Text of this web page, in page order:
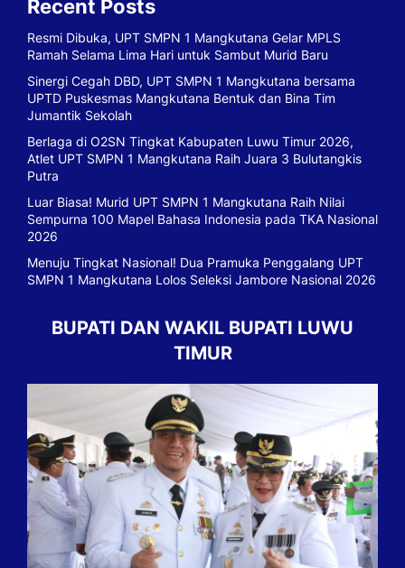
Recent Posts
Resmi Dibuka, UPT SMPN 1 Mangkutana Gelar MPLS
Ramah Selama Lima Hari untuk Sambut Murid Baru
Sinergi Cegah DBD, UPT SMPN 1 Mangkutana bersama
UPTD Puskesmas Mangkutana Bentuk dan Bina Tim
Jumantik Sekolah
Berlaga di O2SN Tingkat Kabupaten Luwu Timur 2026,
Atlet UPT SMPN 1 Mangkutana Raih Juara 3 Bulutangkis
Putra
Luar Biasa! Murid UPT SMPN 1 Mangkutana Raih Nilai
Sempurna 100 Mapel Bahasa Indonesia pada TKA Nasional
2026
Menuju Tingkat Nasional! Dua Pramuka Penggalang UPT
SMPN 1 Mangkutana Lolos Seleksi Jambore Nasional 2026
BUPATI DAN WAKIL BUPATI LUWU
TIMUR